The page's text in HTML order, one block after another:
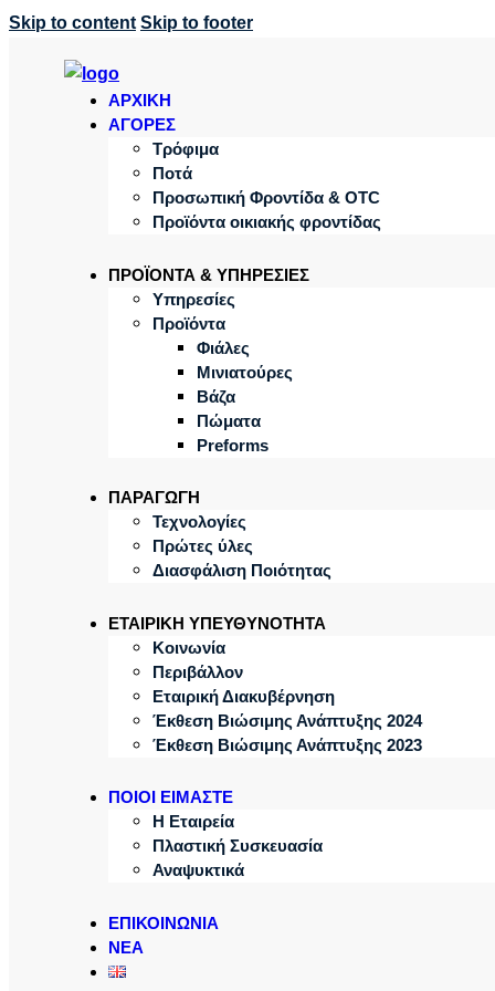
Skip to content Skip to footer
ΑΡΧΙΚΗ
ΑΓΟΡΕΣ
Τρόφιμα
Ποτά
Προσωπική Φροντίδα & OTC
Προϊόντα οικιακής φροντίδας
ΠΡΟΪΟΝΤΑ & ΥΠΗΡΕΣΙΕΣ
Υπηρεσίες
Προϊόντα
Φιάλες
Μινιατούρες
Βάζα
Πώματα
Preforms
ΠΑΡΑΓΩΓΗ
Τεχνολογίες
Πρώτες ύλες
Διασφάλιση Ποιότητας
ΕΤΑΙΡΙΚΗ ΥΠΕΥΘΥΝΟΤΗΤΑ
Κοινωνία
Περιβάλλον
Εταιρική Διακυβέρνηση
Έκθεση Βιώσιμης Ανάπτυξης 2024
Έκθεση Βιώσιμης Ανάπτυξης 2023
ΠΟΙΟΙ ΕΙΜΑΣΤΕ
Η Εταιρεία
Πλαστική Συσκευασία
Αναψυκτικά
ΕΠΙΚΟΙΝΩΝΙΑ
ΝΕΑ